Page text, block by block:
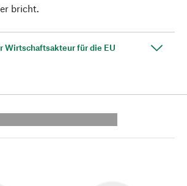
bricht.
Wirtschaftsakteur für die EU